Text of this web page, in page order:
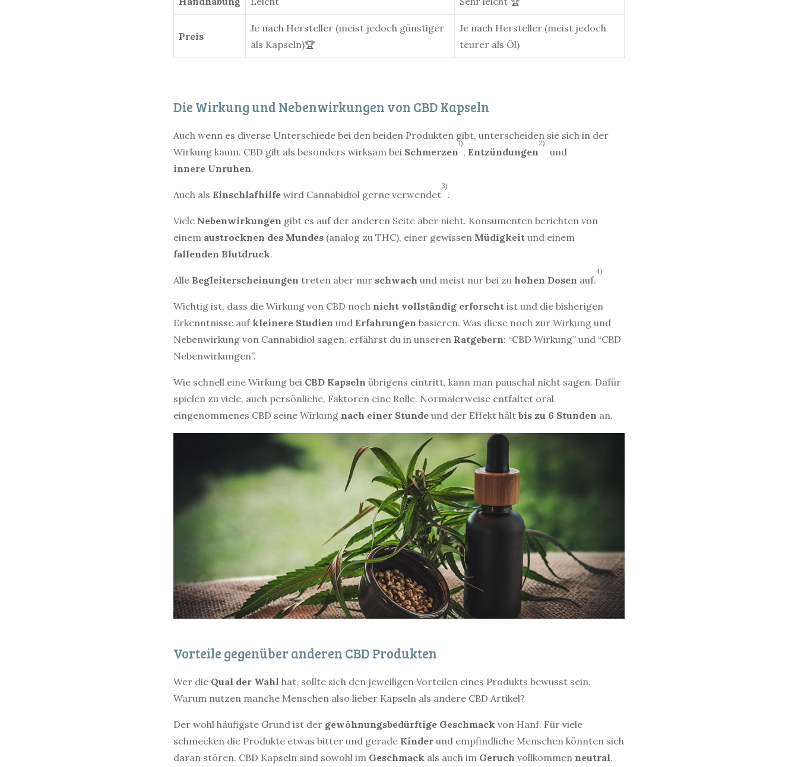
Preis
Je nach Hersteller (meist jedoch günstiger
als Kapseln)🏆
Je nach Hersteller (meist jedoch
teurer als Öl)
Die Wirkung und Nebenwirkungen von CBD Kapseln
Auch wenn es diverse Unterschiede bei den beiden Produkten gibt, unterscheiden sie sich in der
Wirkung kaum. CBD gilt als besonders wirksam bei Schmerzen
1)
, Entzündungen
2)
und
innere Unruhen.
Auch als Einschlafhilfe wird Cannabidiol gerne verwendet
3)
.
Viele Nebenwirkungen gibt es auf der anderen Seite aber nicht. Konsumenten berichten von
einem austrocknen des Mundes (analog zu THC), einer gewissen Müdigkeit und einem
fallenden Blutdruck.
Alle Begleiterscheinungen treten aber nur schwach und meist nur bei zu hohen Dosen auf.
4)
Wichtig ist, dass die Wirkung von CBD noch nicht vollständig erforscht ist und die bisherigen
Erkenntnisse auf kleinere Studien und Erfahrungen basieren. Was diese noch zur Wirkung und
Nebenwirkung von Cannabidiol sagen, erfährst du in unseren Ratgebern: “CBD Wirkung” und “CBD
Nebenwirkungen”.
Wie schnell eine Wirkung bei CBD Kapseln übrigens eintritt, kann man pauschal nicht sagen. Dafür
spielen zu viele, auch persönliche, Faktoren eine Rolle. Normalerweise entfaltet oral
eingenommenes CBD seine Wirkung nach einer Stunde und der Effekt hält bis zu 6 Stunden an.
Vorteile gegenüber anderen CBD Produkten
Wer die Qual der Wahl hat, sollte sich den jeweiligen Vorteilen eines Produkts bewusst sein.
Warum nutzen manche Menschen also lieber Kapseln als andere CBD Artikel?
Der wohl häufigste Grund ist der gewöhnungsbedürftige Geschmack von Hanf. Für viele
schmecken die Produkte etwas bitter und gerade Kinder und empfindliche Menschen könnten sich
daran stören. CBD Kapseln sind sowohl im Geschmack als auch im Geruch vollkommen neutral.